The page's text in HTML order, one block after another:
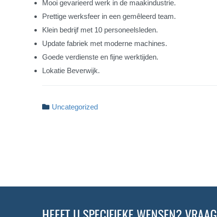
Mooi gevarieerd werk in de maakindustrie.
Prettige werksfeer in een gemêleerd team.
Klein bedrijf met 10 personeelsleden.
Update fabriek met moderne machines.
Goede verdienste en fijne werktijden.
Lokatie Beverwijk.
Uncategorized